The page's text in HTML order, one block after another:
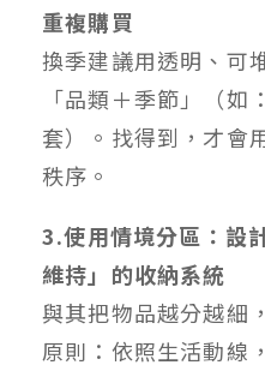
重複購買
換季建議用透明、可
「品類＋季節」（如
套）。找得到，才會
秩序。
3.使用情境分區：設
維持」的收納系統
與其把物品越分越細
原則：依照生活動線